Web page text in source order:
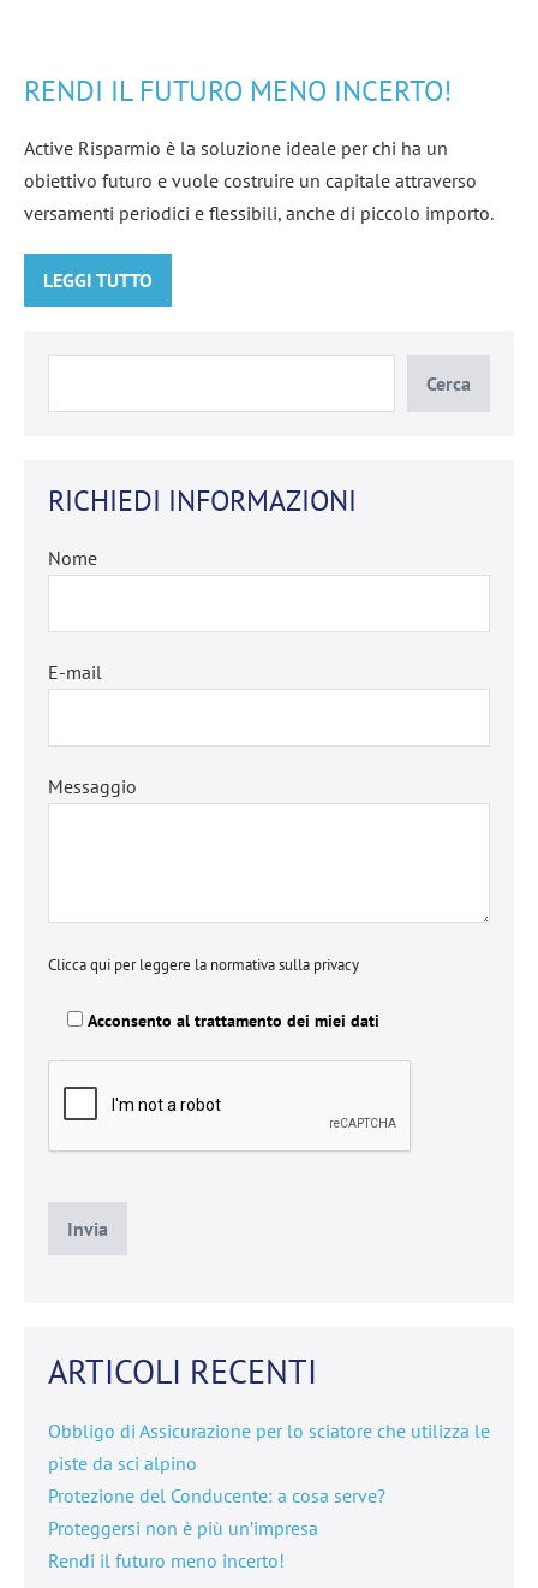
futuro
incerto!
RENDI IL FUTURO MENO INCERTO!
Active Risparmio è la soluzione ideale per chi ha un
obiettivo futuro e vuole costruire un capitale attraverso
versamenti periodici e flessibili, anche di piccolo importo.
LEGGI TUTTO
RENDI
IL
Cerca
RICHIEDI INFORMAZIONI
Nome
E-mail
Messaggio
Clicca qui per leggere la normativa sulla privacy
Acconsento al trattamento dei miei dati
ARTICOLI RECENTI
Obbligo di Assicurazione per lo sciatore che utilizza le
piste da sci alpino
Protezione del Conducente: a cosa serve?
Proteggersi non è più un’impresa
Rendi il futuro meno incerto!